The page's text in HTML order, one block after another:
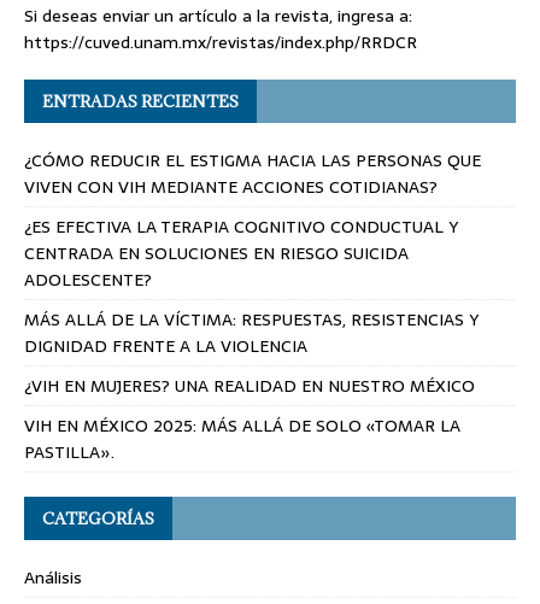
Si deseas enviar un artículo a la revista, ingresa a:
https://cuved.unam.mx/revistas/index.php/RRDCR
ENTRADAS RECIENTES
¿CÓMO REDUCIR EL ESTIGMA HACIA LAS PERSONAS QUE
VIVEN CON VIH MEDIANTE ACCIONES COTIDIANAS?
¿ES EFECTIVA LA TERAPIA COGNITIVO CONDUCTUAL Y
CENTRADA EN SOLUCIONES EN RIESGO SUICIDA
ADOLESCENTE?
MÁS ALLÁ DE LA VÍCTIMA: RESPUESTAS, RESISTENCIAS Y
DIGNIDAD FRENTE A LA VIOLENCIA
¿VIH EN MUJERES? UNA REALIDAD EN NUESTRO MÉXICO
VIH EN MÉXICO 2025: MÁS ALLÁ DE SOLO «TOMAR LA
PASTILLA».
CATEGORÍAS
Análisis